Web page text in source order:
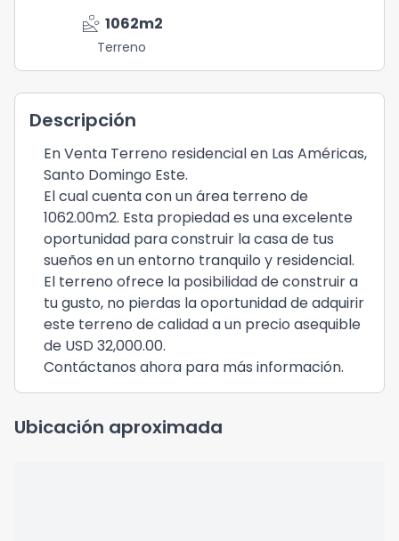
landslide 1062m2
Terreno
Descripción
En Venta Terreno residencial en Las Américas,
Santo Domingo Este.
El cual cuenta con un área terreno de
1062.00m2. Esta propiedad es una excelente
oportunidad para construir la casa de tus
sueños en un entorno tranquilo y residencial.
El terreno ofrece la posibilidad de construir a
tu gusto, no pierdas la oportunidad de adquirir
este terreno de calidad a un precio asequible
de USD 32,000.00.
Contáctanos ahora para más información.
Ubicación aproximada